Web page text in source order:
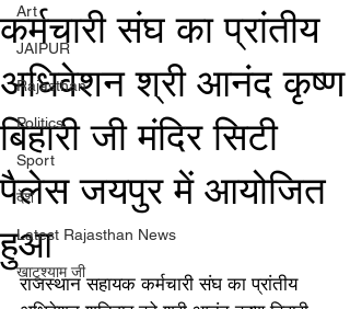
Art
JAIPUR
Rajasthan
Politics
Sport
देश
Latest Rajasthan News
खाटूश्याम जी
कर्मचारी संघ का प्रांतीय
अधिवेशन श्री आनंद कृष्ण
बिहारी जी मंदिर सिटी
पैलेस जयपुर में आयोजित
हुआ
राजस्थान सहायक कर्मचारी संघ का प्रांतीय